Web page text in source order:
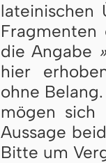
lateinischen
die Angabe
hier
ohne
mögen sich
Aussage
Bitte um